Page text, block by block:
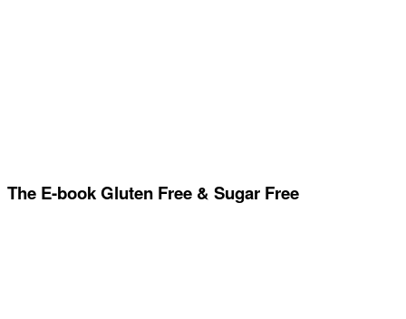
The E-book Gluten Free & Sugar Free